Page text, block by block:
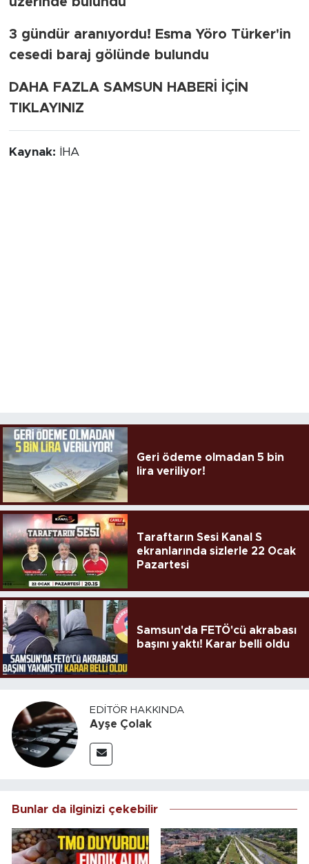
3 gündür aranıyordu! Esma Yöro Türker'in
cesedi baraj gölünde bulundu
DAHA FAZLA SAMSUN HABERİ İÇİN
TIKLAYINIZ
Kaynak: İHA
Geri ödeme olmadan 5 bin
lira veriliyor!
Taraftarın Sesi Kanal S
ekranlarında sizlerle 22 Ocak
Pazartesi
Samsun'da FETÖ'cü akrabası
başını yaktı! Karar belli oldu
EDITÖR HAKKINDA
Ayşe Çolak
Bunlar da ilginizi çekebilir